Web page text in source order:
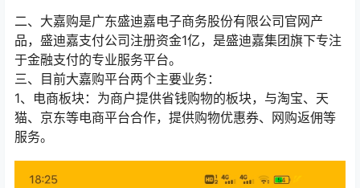
二、大嘉购是广东盛迪嘉电子商务股份有限公司官网产
品，盛迪嘉支付公司注册资金1亿，是盛迪嘉集团旗下专注
于金融支付的专业服务平台。
三、目前大嘉购平台两个主要业务：
1、电商板块：为商户提供省钱购物的板块，与淘宝、天
猫、京东等电商平台合作，提供购物优惠券、网购返佣等
服务。